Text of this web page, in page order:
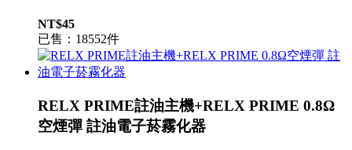
NT$45
已售：18552件
RELX PRIME註油主機+RELX PRIME 0.8Ω
空煙彈 註油電子菸霧化器